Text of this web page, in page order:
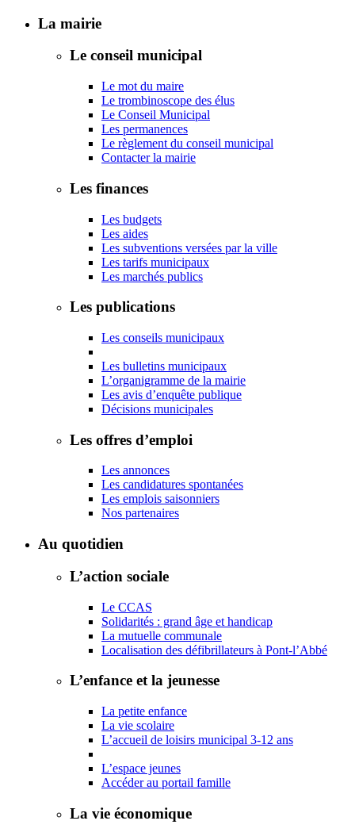
La mairie
Le conseil municipal
Le mot du maire
Le trombinoscope des élus
Le Conseil Municipal
Les permanences
Le règlement du conseil municipal
Contacter la mairie
Les finances
Les budgets
Les aides
Les subventions versées par la ville
Les tarifs municipaux
Les marchés publics
Les publications
Les conseils municipaux
Les bulletins municipaux
L’organigramme de la mairie
Les avis d’enquête publique
Décisions municipales
Les offres d’emploi
Les annonces
Les candidatures spontanées
Les emplois saisonniers
Nos partenaires
Au quotidien
L’action sociale
Le CCAS
Solidarités : grand âge et handicap
La mutuelle communale
Localisation des défibrillateurs à Pont-l’Abbé
L’enfance et la jeunesse
La petite enfance
La vie scolaire
L’accueil de loisirs municipal 3-12 ans
L’espace jeunes
Accéder au portail famille
La vie économique